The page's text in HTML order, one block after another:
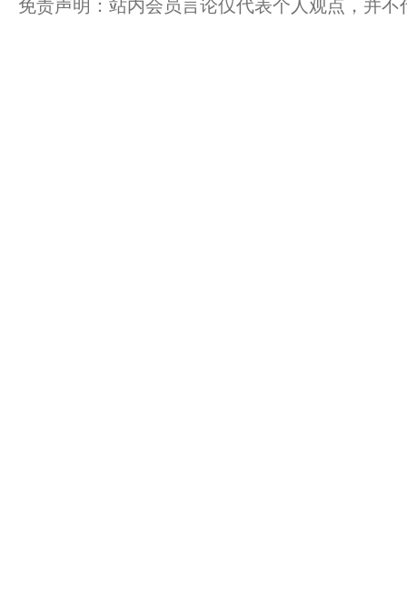
免责声明：站内会员言论仅代表个人观点，并